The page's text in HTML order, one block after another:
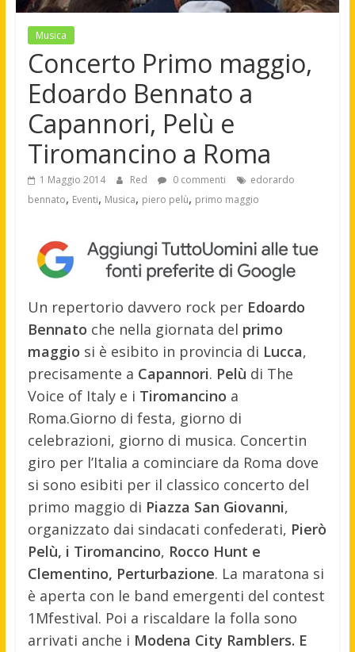
Musica
Concerto Primo maggio,
Edoardo Bennato a
Capannori, Pelù e
Tiromancino a Roma
1 Maggio 2014 Red 0 commenti
edorardo
bennato, Eventi, Musica, piero pelù, primo maggio
Un repertorio davvero rock per Edoardo
Bennato che nella giornata del primo
maggio si è esibito in provincia di Lucca,
precisamente a Capannori. Pelù di The
Voice of Italy e i Tiromancino a
Roma.Giorno di festa, giorno di
celebrazioni, giorno di musica. Concertin
giro per l’Italia a cominciare da Roma dove
si sono esibiti per il classico concerto del
primo maggio di Piazza San Giovanni,
organizzato dai sindacati confederati, Pierò
Pelù, i Tiromancino, Rocco Hunt e
Clementino, Perturbazione. La maratona si
è aperta con le band emergenti del contest
1Mfestival. Poi a riscaldare la folla sono
arrivati anche i Modena City Ramblers. E